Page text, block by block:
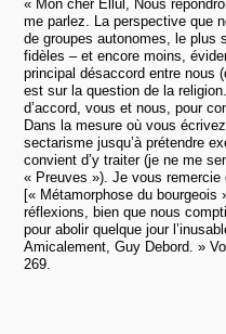
« Mon cher Ellul, Nous
me parlez. La perspective que
de groupes autonomes, le plus
fidèles – et encore moins,
principal désaccord entre nous
est sur la question de la
d’accord, vous et nous, pour
Dans la mesure où vous
sectarisme jusqu’à prétendre
convient d’y traiter (je ne me
« Preuves »). Je vous remercie
[« Métamorphose du
réflexions, bien que nous
pour abolir quelque jour
Amicalement, Guy Debord. »
269.